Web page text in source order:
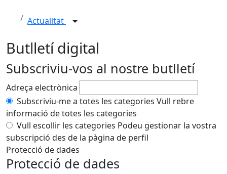
Actualitat
Butlletí digital
Subscriviu-vos al nostre butlletí
Adreça electrònica
Subscriviu-me a totes les categories Vull rebre
informació de totes les categories
Vull escollir les categories Podeu gestionar la vostra
subscripció des de la pàgina de perfil
Protecció de dades
Protecció de dades